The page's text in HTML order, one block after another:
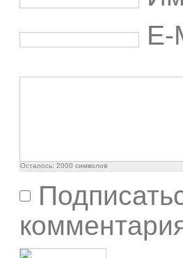
E-
Осталось: 2000 символов